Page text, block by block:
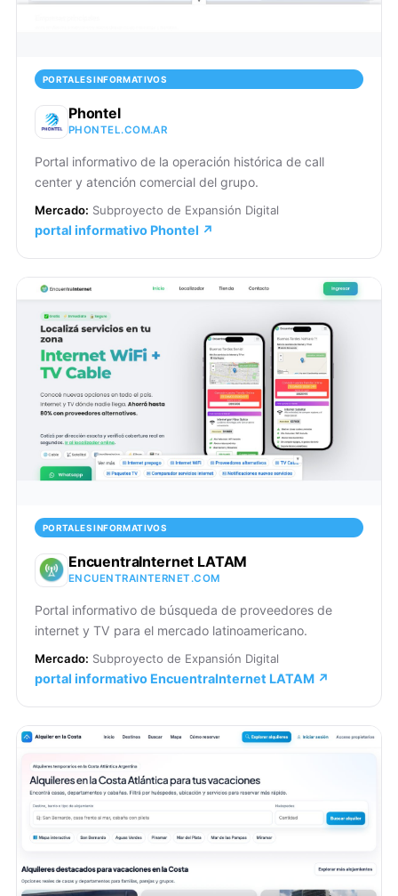
PORTALES INFORMATIVOS
Phontel
PHONTEL.COM.AR
Portal informativo de la operación histórica de call
center y atención comercial del grupo.
Mercado: Subproyecto de Expansión Digital
portal informativo Phontel ↗
PORTALES INFORMATIVOS
EncuentraInternet LATAM
ENCUENTRAINTERNET.COM
Portal informativo de búsqueda de proveedores de
internet y TV para el mercado latinoamericano.
Mercado: Subproyecto de Expansión Digital
portal informativo EncuentraInternet LATAM ↗